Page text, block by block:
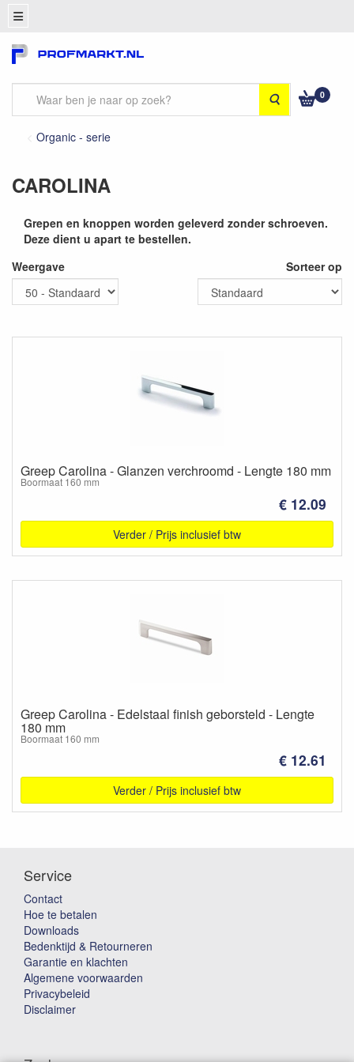
Zoeken 0
Organic - serie
CAROLINA
Grepen en knoppen worden geleverd zonder schroeven.
Deze dient u apart te bestellen.
Weergave
Sorteer op
Greep Carolina - Glanzen verchroomd - Lengte 180 mm
Boormaat 160 mm
€ 12.09
Verder / Prijs inclusief btw
Greep Carolina - Edelstaal finish geborsteld - Lengte
180 mm
Boormaat 160 mm
€ 12.61
Verder / Prijs inclusief btw
Service
Contact
Hoe te betalen
Downloads
Bedenktijd & Retourneren
Garantie en klachten
Algemene voorwaarden
Privacybeleid
Disclaimer